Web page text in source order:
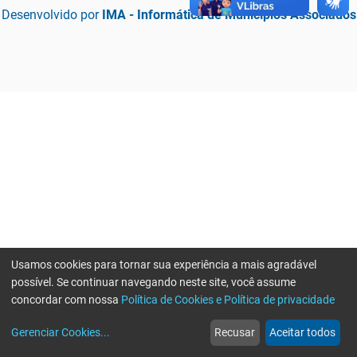
Desenvolvido por IMA - Informática de Municípios Associados
web
Notícias
more_horiz
Mais
Usamos cookies para tornar sua experiência a mais agradável
possível. Se continuar navegando neste site, você assume
concordar com nossa Política de Cookies e Política de privacidade
Gerenciar Cookies... Recusar Aceitar todos
Erro ao enviar informações, por favor tente novamente